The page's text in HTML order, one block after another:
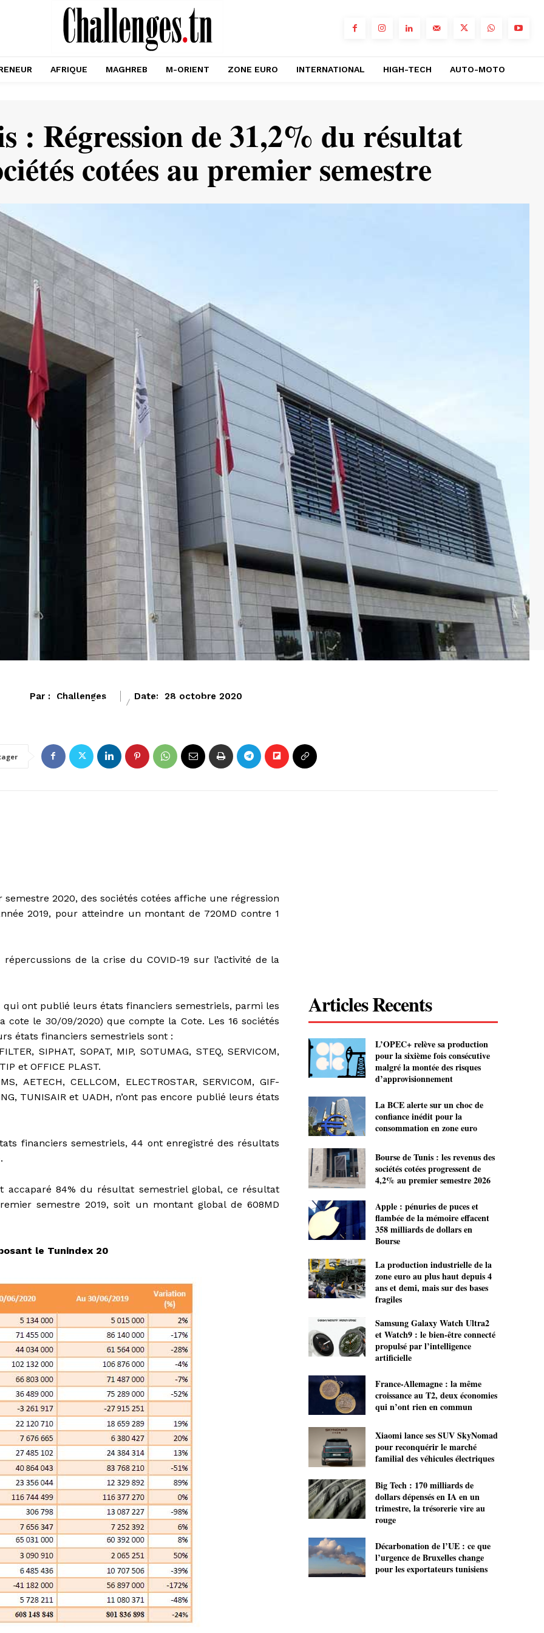
AFRIQUE MAGHREB M-ORIENT ZONE EURO INTERNATIONAL HIGH-TECH AUTO-MOTO
: Régression de 31,2% du résultat
cotées au premier semestre
Par : Challenges Date: 28 octobre 2020
ECONOMIE ENTREPRISES
2020, des sociétés cotées affiche une régression
2019, pour atteindre un montant de 720MD contre 1
de la crise du COVID-19 sur l’activité de la
qui ont publié leurs états financiers semestriels, parmi les
cote le 30/09/2020) que compte la Cote. Les 16 sociétés
états financiers semestriels sont :
SIPHAT, SOPAT, MIP, SOTUMAG, STEQ, SERVICOM,
et OFFICE PLAST.
CELLCOM, ELECTROSTAR, SERVICOM, GIF-
TUNISAIR et UADH, n’ont pas encore publié leurs états
financiers semestriels, 44 ont enregistré des résultats
accaparé 84% du résultat semestriel global, ce résultat
semestre 2019, soit un montant global de 608MD
le Tunindex 20
Articles Recents
L’OPEC+ relève sa production
pour la sixième fois consécutive
malgré la montée des risques
d’approvisionnement
La BCE alerte sur un choc de
confiance inédit pour la
consommation en zone euro
Bourse de Tunis : les revenus des
sociétés cotées progressent de
4,2% au premier semestre 2026
Apple : pénuries de puces et
flambée de la mémoire effacent
358 milliards de dollars en
Bourse
La production industrielle de la
zone euro au plus haut depuis 4
ans et demi, mais sur des bases
fragiles
Samsung Galaxy Watch Ultra2
et Watch9 : le bien-être connecté
propulsé par l’intelligence
artificielle
France-Allemagne : la même
croissance au T2, deux économies
qui n’ont rien en commun
Xiaomi lance ses SUV SkyNomad
pour reconquérir le marché
familial des véhicules électriques
Big Tech : 170 milliards de
dollars dépensés en IA en un
trimestre, la trésorerie vire au
rouge
Décarbonation de l’UE : ce que
l’urgence de Bruxelles change
pour les exportateurs tunisiens